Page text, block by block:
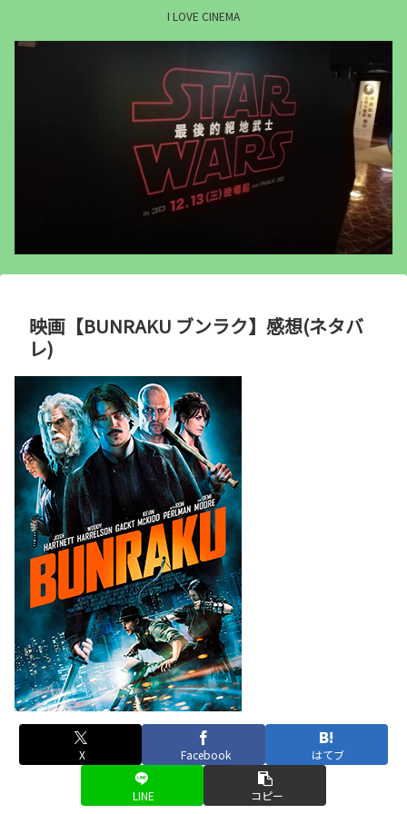
I LOVE CINEMA
映画【BUNRAKU ブンラク】感想(ネタバ
レ)
X Facebook はてブ
LINE コピー